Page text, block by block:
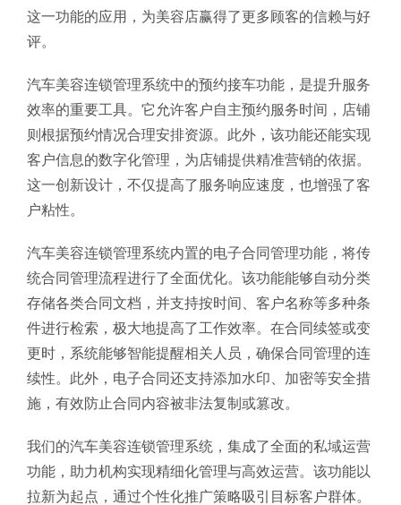
这一功能的应用，为美容店赢得了更多顾客的信赖与好
评。
汽车美容连锁管理系统中的预约接车功能，是提升服务
效率的重要工具。它允许客户自主预约服务时间，店铺
则根据预约情况合理安排资源。此外，该功能还能实现
客户信息的数字化管理，为店铺提供精准营销的依据。
这一创新设计，不仅提高了服务响应速度，也增强了客
户粘性。
汽车美容连锁管理系统内置的电子合同管理功能，将传
统合同管理流程进行了全面优化。该功能能够自动分类
存储各类合同文档，并支持按时间、客户名称等多种条
件进行检索，极大地提高了工作效率。在合同续签或变
更时，系统能够智能提醒相关人员，确保合同管理的连
续性。此外，电子合同还支持添加水印、加密等安全措
施，有效防止合同内容被非法复制或篡改。
我们的汽车美容连锁管理系统，集成了全面的私域运营
功能，助力机构实现精细化管理与高效运营。该功能以
拉新为起点，通过个性化推广策略吸引目标客户群体。